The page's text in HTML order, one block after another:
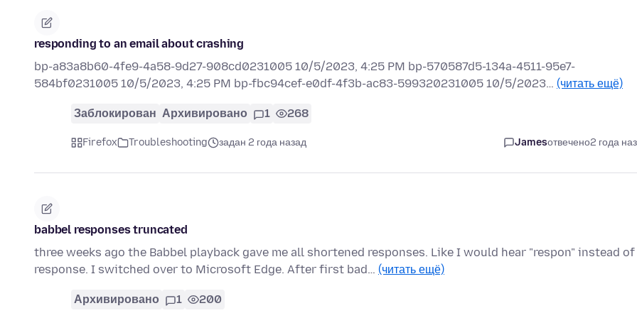
responding to an email about crashing
bp-a83a8b60-4fe9-4a58-9d27-908cd0231005 10/5/2023, 4:25 PM bp-570587d5-134a-4511-95e7-
584bf0231005 10/5/2023, 4:25 PM bp-fbc94cef-e0df-4f3b-ac83-599320231005 10/5/2023… (читать ещё)
Заблокирован Архивировано 1 268
Firefox Troubleshooting задан 2 года назад Jamesотвечено2 года
babbel responses truncated
three weeks ago the Babbel playback gave me all shortened responses. Like I would hear "respon" instead of
response. I switched over to Microsoft Edge. After first bad… (читать ещё)
Архивировано 1 200